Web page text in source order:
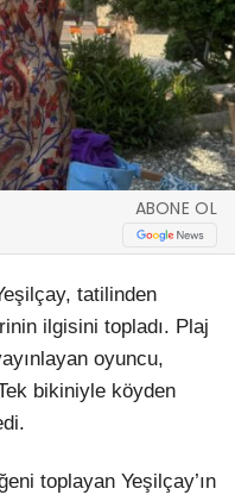
ABONE OL
tatilinden
ilgisini topladı. Plaj
oyuncu,
bikiniyle köyden
toplayan Yeşilçay’ın